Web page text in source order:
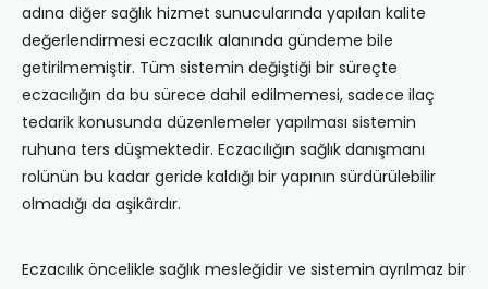
adına diğer sağlık hizmet sunucularında yapılan kalite
değerlendirmesi eczacılık alanında gündeme bile
getirilmemiştir. Tüm sistemin değiştiği bir süreçte
eczacılığın da bu sürece dahil edilmemesi, sadece ilaç
tedarik konusunda düzenlemeler yapılması sistemin
ruhuna ters düşmektedir. Eczacılığın sağlık danışmanı
rolünün bu kadar geride kaldığı bir yapının sürdürülebilir
olmadığı da aşikârdır.
Eczacılık öncelikle sağlık mesleğidir ve sistemin ayrılmaz bir